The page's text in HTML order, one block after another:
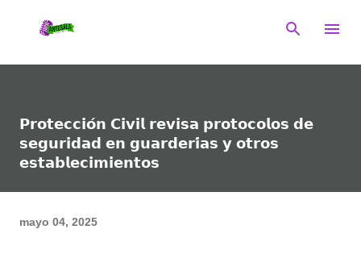
𝗣𝗿𝗼𝘁𝗲𝗰𝗰𝗶𝗼́𝗻 𝗖𝗶𝘃𝗶𝗹 𝗿𝗲𝘃𝗶𝘀𝗮 𝗽𝗿𝗼𝘁𝗼𝗰𝗼𝗹𝗼𝘀 𝗱𝗲
𝘀𝗲𝗴𝘂𝗿𝗶𝗱𝗮𝗱 𝗲𝗻 𝗴𝘂𝗮𝗿𝗱𝗲𝗿𝗶́𝗮𝘀 𝘆 𝗼𝘁𝗿𝗼𝘀
𝗲𝘀𝘁𝗮𝗯𝗹𝗲𝗰𝗶𝗺𝗶𝗲𝗻𝘁𝗼𝘀
mayo 04, 2025